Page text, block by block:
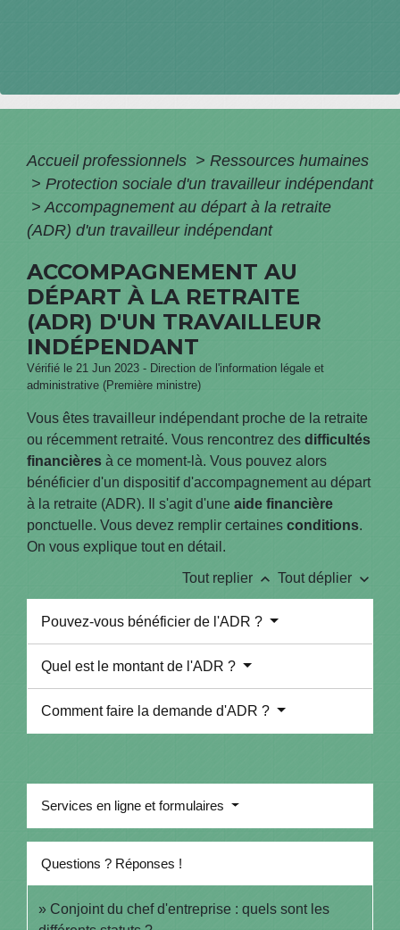
Accueil professionnels > Ressources humaines
> Protection sociale d'un travailleur indépendant
> Accompagnement au départ à la retraite
(ADR) d'un travailleur indépendant
ACCOMPAGNEMENT AU
DÉPART À LA RETRAITE
(ADR) D'UN TRAVAILLEUR
INDÉPENDANT
Vérifié le 21 Jun 2023 - Direction de l'information légale et
administrative (Première ministre)
Vous êtes travailleur indépendant proche de la retraite
ou récemment retraité. Vous rencontrez des difficultés
financières à ce moment-là. Vous pouvez alors
bénéficier d'un dispositif d'accompagnement au départ
à la retraite (ADR). Il s'agit d'une aide financière
ponctuelle. Vous devez remplir certaines conditions.
On vous explique tout en détail.
Tout replier keyboard_arrow_up Tout déplier keyboard_arrow_down
Pouvez-vous bénéficier de l'ADR ?
Quel est le montant de l'ADR ?
Comment faire la demande d'ADR ?
Services en ligne et formulaires
Questions ? Réponses !
Conjoint du chef d'entreprise : quels sont les